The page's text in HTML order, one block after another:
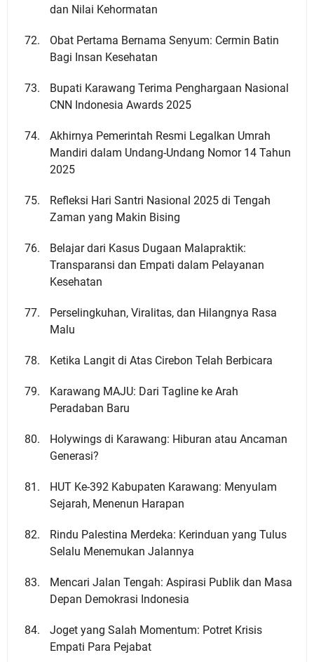
dan Nilai Kehormatan
Obat Pertama Bernama Senyum: Cermin Batin
Bagi Insan Kesehatan
Bupati Karawang Terima Penghargaan Nasional
CNN Indonesia Awards 2025
Akhirnya Pemerintah Resmi Legalkan Umrah
Mandiri dalam Undang-Undang Nomor 14 Tahun
2025
Refleksi Hari Santri Nasional 2025 di Tengah
Zaman yang Makin Bising
Belajar dari Kasus Dugaan Malapraktik:
Transparansi dan Empati dalam Pelayanan
Kesehatan
Perselingkuhan, Viralitas, dan Hilangnya Rasa
Malu
Ketika Langit di Atas Cirebon Telah Berbicara
Karawang MAJU: Dari Tagline ke Arah
Peradaban Baru
Holywings di Karawang: Hiburan atau Ancaman
Generasi?
HUT Ke-392 Kabupaten Karawang: Menyulam
Sejarah, Menenun Harapan
Rindu Palestina Merdeka: Kerinduan yang Tulus
Selalu Menemukan Jalannya
Mencari Jalan Tengah: Aspirasi Publik dan Masa
Depan Demokrasi Indonesia
Joget yang Salah Momentum: Potret Krisis
Empati Para Pejabat